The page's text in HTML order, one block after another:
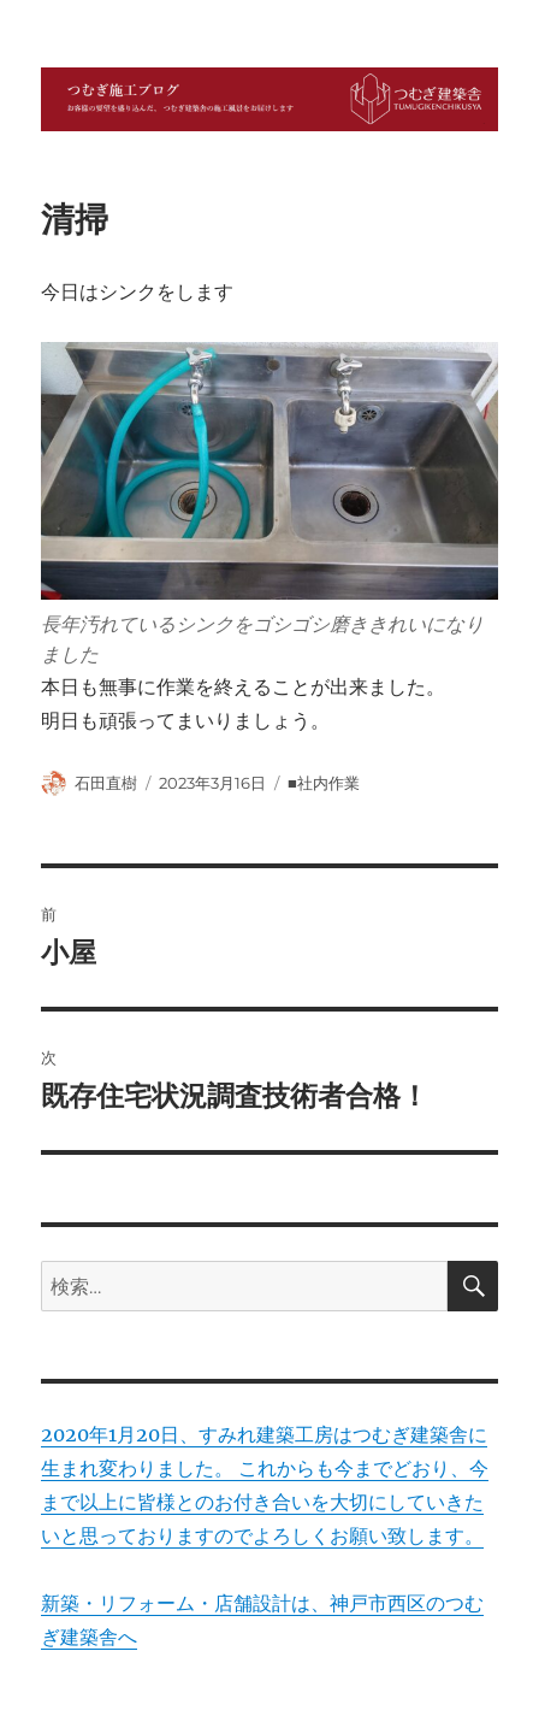
つむぎ施工ブログ
清掃
今日はシンクをします
長年汚れているシンクをゴシゴシ磨ききれいになり
ました
本日も無事に作業を終えることが出来ました。
明日も頑張ってまいりましょう。
投
石田直樹
投
2023年3月16日
カ
■社内作業
稿
ビ
ゲ
ー
ン
前
前
投
稿:
小屋
次
次
投
既存住宅状況調査技術者合格！
検
索:
検
2020年1月20日、すみれ建築工房はつむぎ建築舎に
生まれ変わりました。 これからも今までどおり、今
まで以上に皆様とのお付き合いを大切にしていきた
いと思っておりますのでよろしくお願い致します。
新築・リフォーム・店舗設計は、神戸市西区のつむ
ぎ建築舎へ